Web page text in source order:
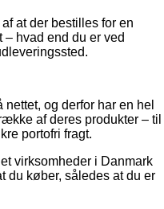
at der bestilles for en
hvad end du er ved
og derfor har en hel
af deres produkter – til
portofri fragt.
virksomheder i Danmark
du køber, således at du er